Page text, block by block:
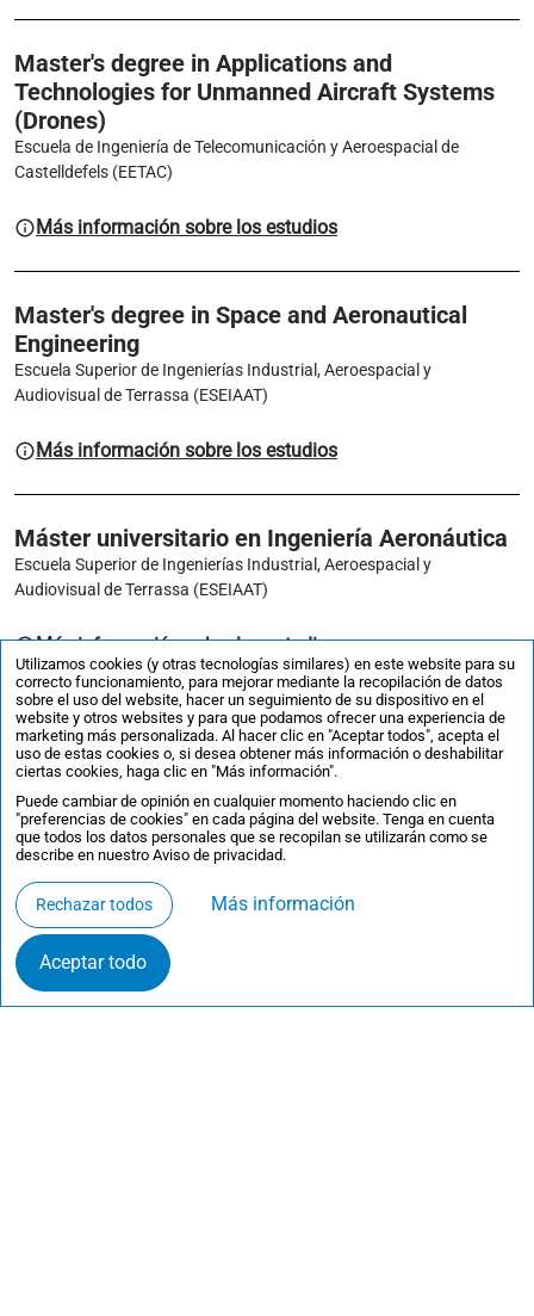
Master's degree in Applications and
Technologies for Unmanned Aircraft Systems
(Drones)
Escuela de Ingeniería de Telecomunicación y Aeroespacial de
Castelldefels (EETAC)
Más información sobre los estudios
Master's degree in Space and Aeronautical
Engineering
Escuela Superior de Ingenierías Industrial, Aeroespacial y
Audiovisual de Terrassa (ESEIAAT)
Más información sobre los estudios
Máster universitario en Ingeniería Aeronáutica
Escuela Superior de Ingenierías Industrial, Aeroespacial y
Audiovisual de Terrassa (ESEIAAT)
Más información sobre los estudios
Utilizamos cookies (y otras tecnologías similares) en este website para su
correcto funcionamiento, para mejorar mediante la recopilación de datos
sobre el uso del website, hacer un seguimiento de su dispositivo en el
website y otros websites y para que podamos ofrecer una experiencia de
marketing más personalizada. Al hacer clic en "Aceptar todos", acepta el
uso de estas cookies o, si desea obtener más información o deshabilitar
ciertas cookies, haga clic en "Más información".
Puede cambiar de opinión en cualquier momento haciendo clic en
"preferencias de cookies" en cada página del website. Tenga en cuenta
que todos los datos personales que se recopilan se utilizarán como se
describe en nuestro Aviso de privacidad.
Rechazar todos Más información
Aceptar todo